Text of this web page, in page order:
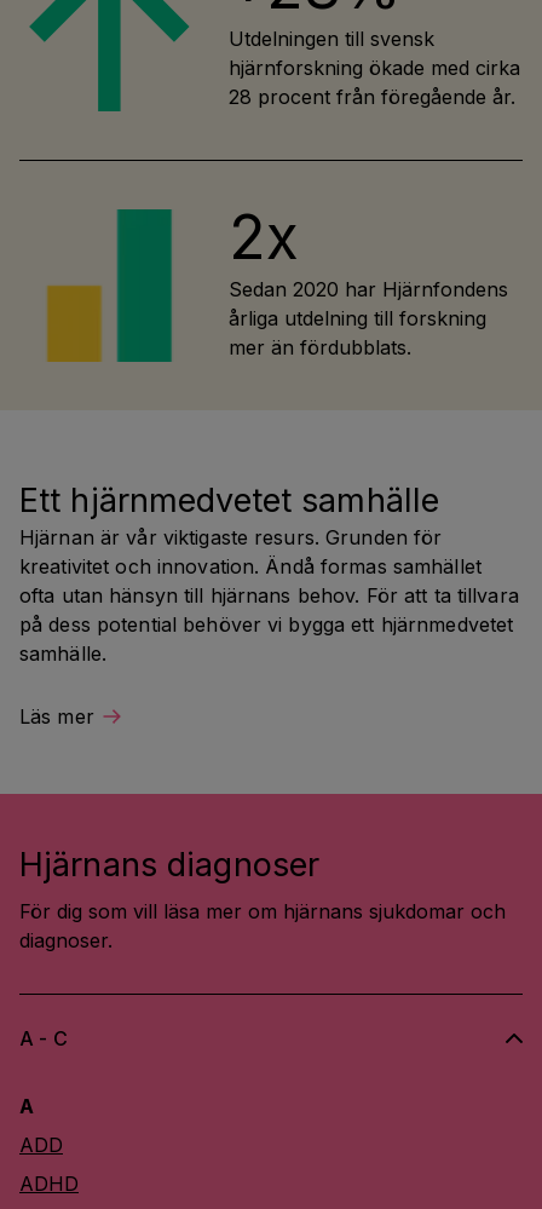
Utdelningen till svensk
hjärnforskning ökade med cirka
28 procent från föregående år.
2x
Sedan 2020 har Hjärnfondens
årliga utdelning till forskning
mer än fördubblats.
Ett hjärnmedvetet samhälle
Hjärnan är vår viktigaste resurs. Grunden för
kreativitet och innovation. Ändå formas samhället
ofta utan hänsyn till hjärnans behov. För att ta tillvara
på dess potential behöver vi bygga ett hjärnmedvetet
samhälle.
Läs mer
Hjärnans diagnoser
För dig som vill läsa mer om hjärnans sjukdomar och
diagnoser.
A - C
A
ADD
ADHD